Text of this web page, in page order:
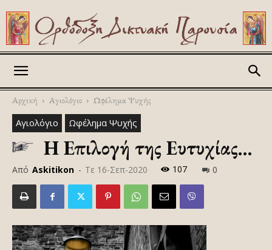
Αρχική Αγιολόγιο Ωφέλημα Ψυχής
Αγιολόγιο Ωφέλημα Ψυχής
Η Επιλογή της Ευτυχίας…
Από Askitikon - Τε 16-Σεπ-2020 107 0